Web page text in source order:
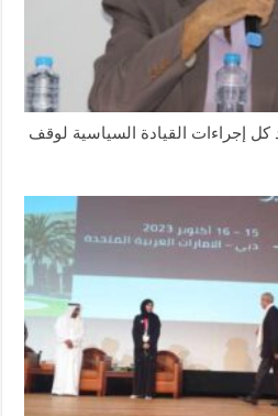
كل إجراءات القيادة السياسية لوقف